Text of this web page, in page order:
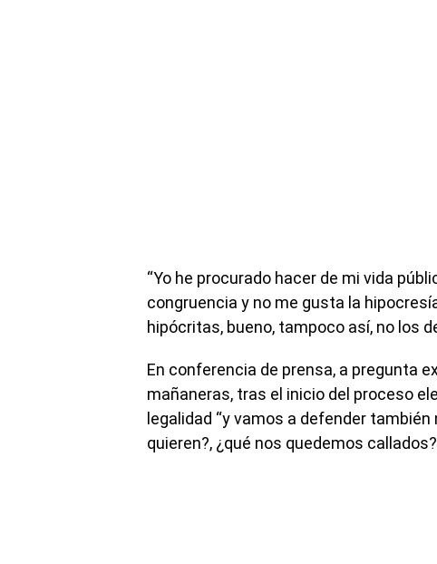
“Yo he procurado hacer de mi vida
congruencia y no me gusta la
hipócritas, bueno, tampoco así, no los
En conferencia de prensa, a pregunta
mañaneras, tras el inicio del proceso
legalidad “y vamos a defender
quieren?, ¿qué nos quedemos